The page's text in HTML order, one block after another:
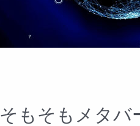
そもそもメタバ